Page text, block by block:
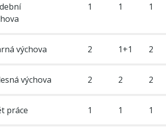
1 1 1
výchova 2 1+1 2
výchova 2 2 2
práce 1 1 1